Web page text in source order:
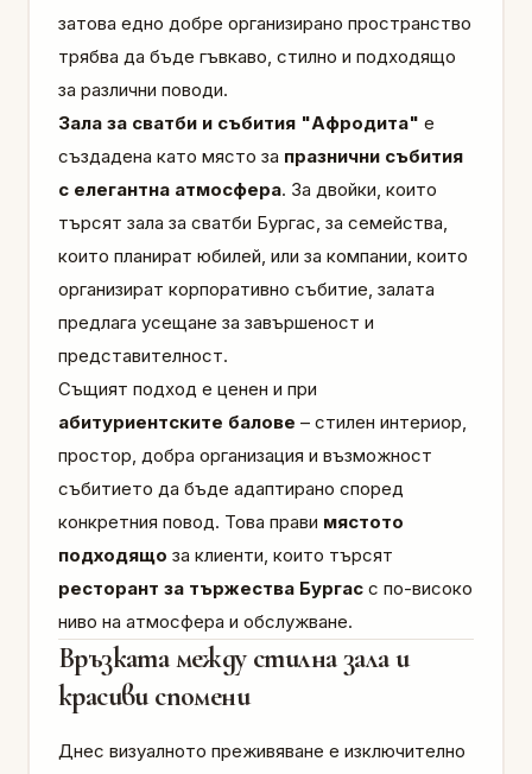
затова едно добре организирано пространство
трябва да бъде гъвкаво, стилно и подходящо
за различни поводи.
Зала за сватби и събития "Афродита" е
създадена като място за празнични събития
с елегантна атмосфера. За двойки, които
търсят зала за сватби Бургас, за семейства,
които планират юбилей, или за компании, които
организират корпоративно събитие, залата
предлага усещане за завършеност и
представителност.
Същият подход е ценен и при
абитуриентските балове – стилен интериор,
простор, добра организация и възможност
събитието да бъде адаптирано според
конкретния повод. Това прави мястото
подходящо за клиенти, които търсят
ресторант за тържества Бургас с по-високо
ниво на атмосфера и обслужване.
Връзката между стилна зала и
красиви спомени
Днес визуалното преживяване е изключително